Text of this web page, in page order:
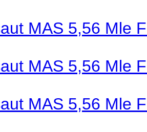
MAS 5,56 Mle
MAS 5,56 Mle
MAS 5,56 Mle